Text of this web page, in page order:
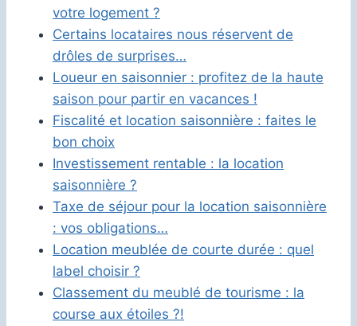
votre logement ?
Certains locataires nous réservent de
drôles de surprises…
Loueur en saisonnier : profitez de la haute
saison pour partir en vacances !
Fiscalité et location saisonnière : faites le
bon choix
Investissement rentable : la location
saisonnière ?
Taxe de séjour pour la location saisonnière
: vos obligations…
Location meublée de courte durée : quel
label choisir ?
Classement du meublé de tourisme : la
course aux étoiles ?!